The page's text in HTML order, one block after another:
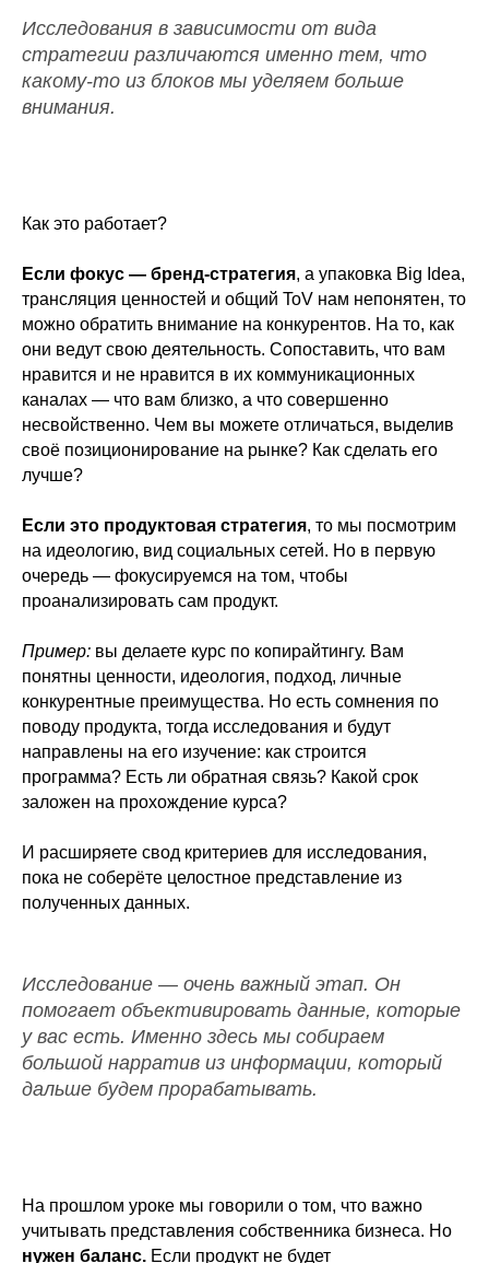
Исследования в зависимости от вида
стратегии различаются именно тем, что
какому-то из блоков мы уделяем больше
внимания.
Как это работает?
Если фокус — бренд-стратегия, а упаковка Big Idea,
трансляция ценностей и общий ToV нам непонятен, то
можно обратить внимание на конкурентов. На то, как
они ведут свою деятельность. Сопоставить, что вам
нравится и не нравится в их коммуникационных
каналах — что вам близко, а что совершенно
несвойственно. Чем вы можете отличаться, выделив
своё позиционирование на рынке? Как сделать его
лучше?
Если это продуктовая стратегия, то мы посмотрим
на идеологию, вид социальных сетей. Но в первую
очередь — фокусируемся на том, чтобы
проанализировать сам продукт.
Пример: вы делаете курс по копирайтингу. Вам
понятны ценности, идеология, подход, личные
конкурентные преимущества. Но есть сомнения по
поводу продукта, тогда исследования и будут
направлены на его изучение: как строится
программа? Есть ли обратная связь? Какой срок
заложен на прохождение курса?
И расширяете свод критериев для исследования,
пока не соберёте целостное представление из
полученных данных.
Исследование — очень важный этап. Он
помогает объективировать данные, которые
у вас есть. Именно здесь мы собираем
большой нарратив из информации, который
дальше будем прорабатывать.
На прошлом уроке мы говорили о том, что важно
учитывать представления собственника бизнеса. Но
нужен баланс. Если продукт не будет